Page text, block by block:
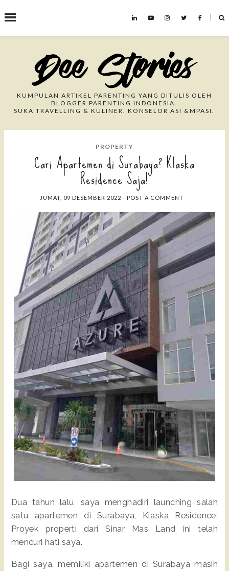
˟
Search This Blog
KUMPULAN ARTIKEL PARENTING YANG DITULIS OLEH
BLOGGER PARENTING INDONESIA.
SUKA TRAVELLING & KULINER. KONSELOR ASI &MPASI.
PROPERTY
Cari Apartemen di Surabaya? Klaska
Residence Saja!
JUMAT, 09 DESEMBER 2022 - POST A COMMENT
Dua tahun lalu, saya menghadiri launching salah
satu apartemen di Surabaya, Klaska Residence.
Proyek properti dari Sinar Mas Land ini telah
mencuri hati saya.
Bagi saya, memiliki apartemen di Surabaya masih